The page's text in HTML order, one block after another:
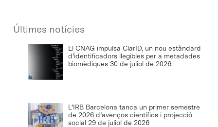
Últimes notícies
El CNAG impulsa ClarID, un nou estàndard
d’identificadors llegibles per a metadades
biomèdiques 30 de juliol de 2026
L’IRB Barcelona tanca un primer semestre
de 2026 d’avenços científics i projecció
social 29 de juliol de 2026